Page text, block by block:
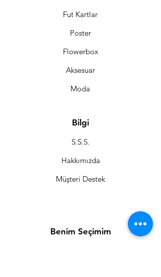
Fut Kartlar
Poster
Flowerbox
Aksesuar
Moda
Bilgi
S.S.S.
Hakkımızda
Müşteri Destek
Benim Seçimim